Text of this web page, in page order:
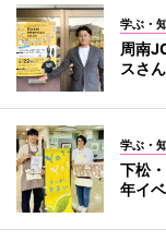
学ぶ・
周南
スさ
学ぶ・
下松
年イ